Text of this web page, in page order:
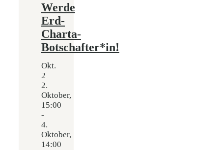
Werde
Erd-
Charta-
Botschafter*in!
Okt.
2
2.
Oktober,
15:00
-
4.
Oktober,
14:00